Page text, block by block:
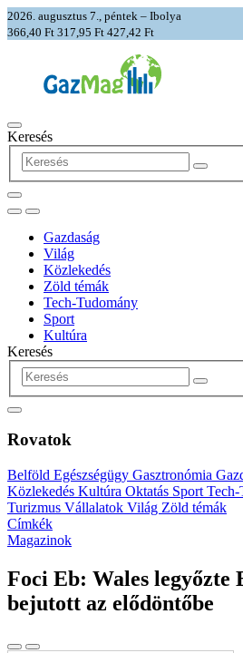
2026. augusztus 7., péntek – Ibolya
366,40 Ft 317,95 Ft 427,42 Ft
Keresés
Gazdaság
Világ
Közlekedés
Zöld témák
Tech-Tudomány
Sport
Kultúra
Keresés
Rovatok
Belföld Egészségügy Gasztronómia
Közlekedés Kultúra Oktatás Sport Tech-
Turizmus Vállalatok Világ Zöld témák
Címkék
Magazinok
Foci Eb: Wales legyőzte
bejutott az elődöntőbe